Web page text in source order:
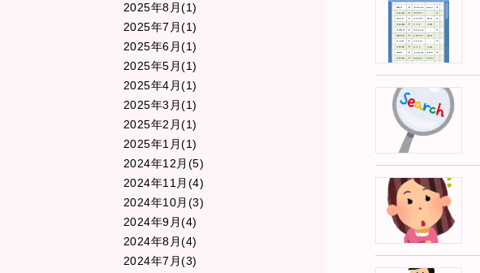
2025年8月(1)
2025年7月(1)
2025年6月(1)
2025年5月(1)
2025年4月(1)
2025年3月(1)
2025年2月(1)
2025年1月(1)
2024年12月(5)
2024年11月(4)
2024年10月(3)
2024年9月(4)
2024年8月(4)
2024年7月(3)